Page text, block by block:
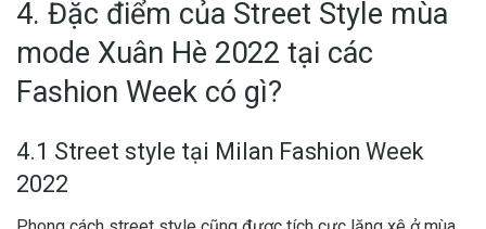
4. Đặc điểm của Street Style mùa
mode Xuân Hè 2022 tại các
Fashion Week có gì?
4.1 Street style tại Milan Fashion Week
2022